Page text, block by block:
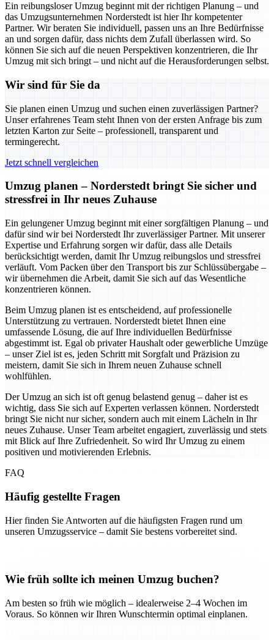
Ein reibungsloser Umzug beginnt mit der richtigen Planung – und
das Umzugsunternehmen Norderstedt ist hier Ihr kompetenter
Partner. Wir beraten Sie individuell, passen uns an Ihre Bedürfnisse
an und sorgen dafür, dass nichts dem Zufall überlassen wird. So
können Sie sich auf die neuen Perspektiven konzentrieren, die Ihr
Umzug mit sich bringt – und nicht auf die Herausforderungen selbst.
Wir sind für Sie da
Sie planen einen Umzug und suchen einen zuverlässigen Partner?
Unser erfahrenes Team steht Ihnen von der ersten Anfrage bis zum
letzten Karton zur Seite – professionell, transparent und
termingerecht.
Jetzt schnell vergleichen
Umzug planen – Norderstedt bringt Sie sicher und
stressfrei in Ihr neues Zuhause
Ein gelungener Umzug beginnt mit einer sorgfältigen Planung – und
dafür sind wir bei Norderstedt Ihr zuverlässiger Partner. Mit unserer
Expertise und Erfahrung sorgen wir dafür, dass alle Details
berücksichtigt werden, damit Ihr Umzug reibungslos und stressfrei
verläuft. Vom Packen über den Transport bis zur Schlüssübergabe –
wir übernehmen die Arbeit, damit Sie sich auf das Wesentliche
konzentrieren können.
Beim Umzug planen ist es entscheidend, auf professionelle
Unterstützung zu vertrauen. Norderstedt bietet Ihnen eine
umfassende Lösung, die auf Ihre individuellen Bedürfnisse
abgestimmt ist. Egal ob privater Haushalt oder gewerbliche Umzüge
– unser Ziel ist es, jeden Schritt mit Sorgfalt und Präzision zu
meistern, damit Sie sich in Ihrem neuen Zuhause schnell
wohlfühlen.
Der Umzug an sich ist oft genug belastend genug – daher ist es
wichtig, dass Sie sich auf Experten verlassen können. Norderstedt
bringt Sie nicht nur sicher, sondern auch mit einem Lächeln in Ihr
neues Zuhause. Unser Team arbeitet engagiert, zuverlässig und stets
mit Blick auf Ihre Zufriedenheit. So wird Ihr Umzug zu einem
positiven und motivierenden Erlebnis.
FAQ
Häufig gestellte Fragen
Hier finden Sie Antworten auf die häufigsten Fragen rund um
unseren Umzugsservice – damit Sie bestens vorbereitet sind.
Wie früh sollte ich meinen Umzug buchen?
Am besten so früh wie möglich – idealerweise 2–4 Wochen im
Voraus. So können wir Ihren Wunschtermin optimal einplanen.